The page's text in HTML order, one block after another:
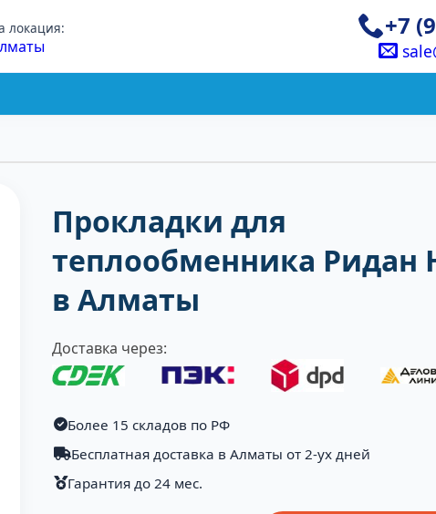
локация: +7
Прокладки для
теплообменника Ридан
в Алматы
Доставка через:
Более 15 складов по РФ
Бесплатная доставка в Алматы от 2-ух дней
Гарантия до 24 мес.